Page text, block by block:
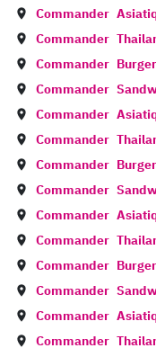
Commander
Commander
Commander
Commander
Commander
Commander
Commander
Commander
Commander
Commander
Commander
Commander
Commander
Commander